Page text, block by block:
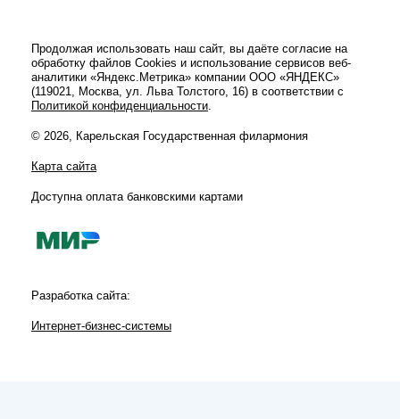
Продолжая использовать наш сайт, вы даёте согласие на
обработку файлов Cookies и использование сервисов веб-
аналитики «Яндекс.Метрика» компании ООО «ЯНДЕКС»
(119021, Москва, ул. Льва Толстого, 16) в соответствии с
Политикой конфиденциальности.
© 2026, Карельская Государственная филармония
Карта сайта
Доступна оплата банковскими картами
Разработка сайта:
Интернет-бизнес-системы